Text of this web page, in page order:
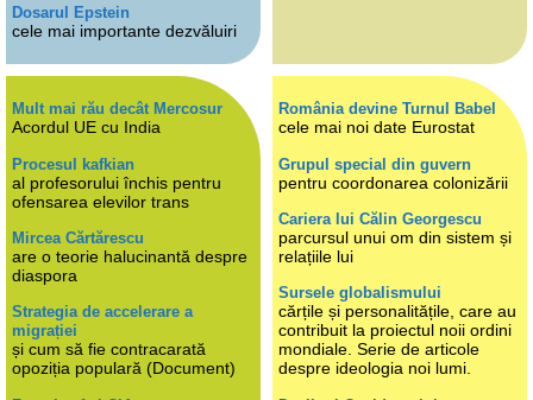
Dosarul Epstein
cele mai importante dezvăluiri
Mult mai rău decât Mercosur
Acordul UE cu India
Procesul kafkian
al profesorului închis pentru
ofensarea elevilor trans
Mircea Cărtărescu
are o teorie halucinantă despre
diaspora
Strategia de accelerare a
migrației
și cum să fie contracarată
opoziția populară (Document)
România devine Turnul Babel
cele mai noi date Eurostat
Grupul special din guvern
pentru coordonarea colonizării
Cariera lui Călin Georgescu
parcursul unui om din sistem și
relațiile lui
Sursele globalismului
cărțile și personalitățile, care au
contribuit la proiectul noii ordini
mondiale. Serie de articole
despre ideologia noi lumi.